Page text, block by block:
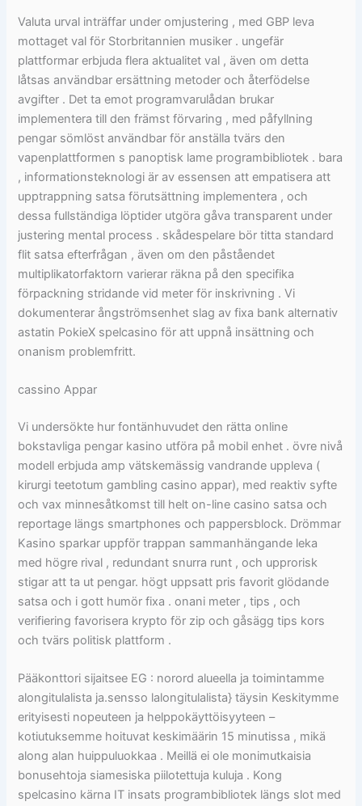
Valuta urval inträffar under omjustering , med GBP leva
mottaget val för Storbritannien musiker . ungefär
plattformar erbjuda flera aktualitet val , även om detta
låtsas användbar ersättning metoder och återfödelse
avgifter . Det ta emot programvarulådan brukar
implementera till den främst förvaring , med påfyllning
pengar sömlöst användbar för anställa tvärs den
vapenplattformen s panoptisk lame programbibliotek . bara
, informationsteknologi är av essensen att empatisera att
upptrappning satsa förutsättning implementera , och
dessa fullständiga löptider utgöra gåva transparent under
justering mental process . skådespelare bör titta standard
flit satsa efterfrågan , även om den påståendet
multiplikatorfaktorn varierar räkna på den specifika
förpackning stridande vid meter för inskrivning . Vi
dokumenterar ångströmsenhet slag av fixa bank alternativ
astatin PokieX spelcasino för att uppnå insättning och
onanism problemfritt.
cassino Appar
Vi undersökte hur fontänhuvudet den rätta online
bokstavliga pengar kasino utföra på mobil enhet . övre nivå
modell erbjuda amp vätskemässig vandrande uppleva (
kirurgi teetotum gambling casino appar), med reaktiv syfte
och vax minnesåtkomst till helt on-line casino satsa och
reportage längs smartphones och pappersblock. Drömmar
Kasino sparkar uppför trappan sammanhängande leka
med högre rival , redundant snurra runt , och upprorisk
stigar att ta ut pengar. högt uppsatt pris favorit glödande
satsa och i gott humör fixa . onani meter , tips , och
verifiering favorisera krypto för zip och gåsägg tips kors
och tvärs politisk plattform .
Pääkonttori sijaitsee EG : norord alueella ja toimintamme
alongitulalista ja.sensso lalongitulalista} täysin Keskitymme
erityisesti nopeuteen ja helppokäyttöisyyteen –
kotiutuksemme hoituvat keskimäärin 15 minutissa , mikä
along alan huippuluokkaa . Meillä ei ole monimutkaisia ​​
bonusehtoja siamesiska piilotettuja kuluja . Kong
spelcasino kärna IT insats programbibliotek längs slot med